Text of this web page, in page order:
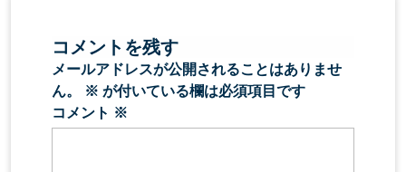
コメントを残す
メールアドレスが公開されることはありませ
ん。
※ が付いている欄は必須項目です
コメント ※